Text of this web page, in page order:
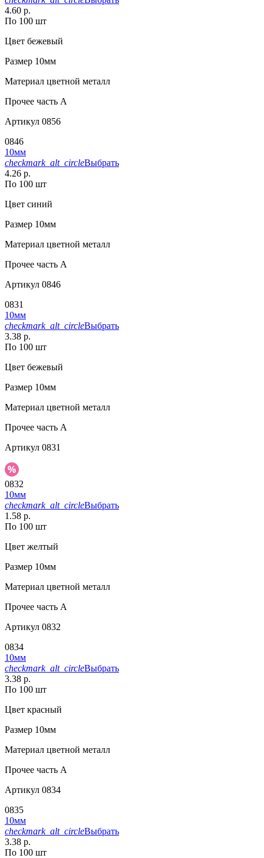
4.60 р.
По 100 шт
Цвет бежевый
Размер 10мм
Материал цветной металл
Прочее часть A
Артикул 0856
0846
10мм
checkmark_alt_circleВыбрать
4.26 р.
По 100 шт
Цвет синий
Размер 10мм
Материал цветной металл
Прочее часть A
Артикул 0846
0831
10мм
checkmark_alt_circleВыбрать
3.38 р.
По 100 шт
Цвет бежевый
Размер 10мм
Материал цветной металл
Прочее часть A
Артикул 0831
0832
10мм
checkmark_alt_circleВыбрать
1.58 р.
По 100 шт
Цвет желтый
Размер 10мм
Материал цветной металл
Прочее часть A
Артикул 0832
0834
10мм
checkmark_alt_circleВыбрать
3.38 р.
По 100 шт
Цвет красный
Размер 10мм
Материал цветной металл
Прочее часть A
Артикул 0834
0835
10мм
checkmark_alt_circleВыбрать
3.38 р.
По 100 шт